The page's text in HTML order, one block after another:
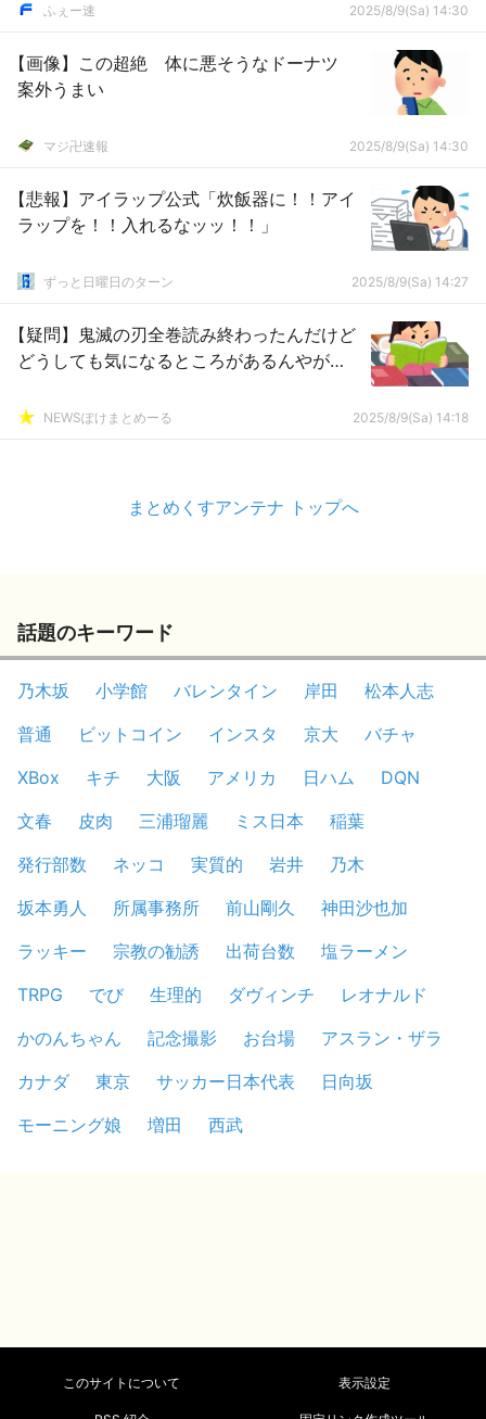
ふぇー速 2025/8/9(Sa) 14:30
【画像】この超絶 体に悪そうなドーナツ
案外うまい
マジ卍速報 2025/8/9(Sa) 14:30
【悲報】アイラップ公式「炊飯器に！！アイ
ラップを！！入れるなッッ！！」
ずっと日曜日のターン 2025/8/9(Sa) 14:27
【疑問】鬼滅の刃全巻読み終わったんだけど
どうしても気になるところがあるんやが…
NEWSぽけまとめーる 2025/8/9(Sa) 14:18
まとめくすアンテナ トップへ
話題のキーワード
乃木坂 小学館 バレンタイン 岸田
松本人志
普通
ビットコイン インスタ 京大
バチャ
XBox
キチ 大阪 アメリカ 日ハム
DQN
文春
皮肉 三浦瑠麗 ミス日本
稲葉
発行部数
ネッコ 実質的 岩井
乃木
坂本勇人
所属事務所 前山剛久
神田沙也加
ラッキー
宗教の勧誘 出荷台数
塩ラーメン
TRPG
でび 生理的 ダヴィンチ
レオナルド
かのんちゃん
記念撮影 お台場
アスラン・ザラ
カナダ
東京 サッカー日本代表
日向坂
モーニング娘
増田 西武
このサイトについて 表示設定